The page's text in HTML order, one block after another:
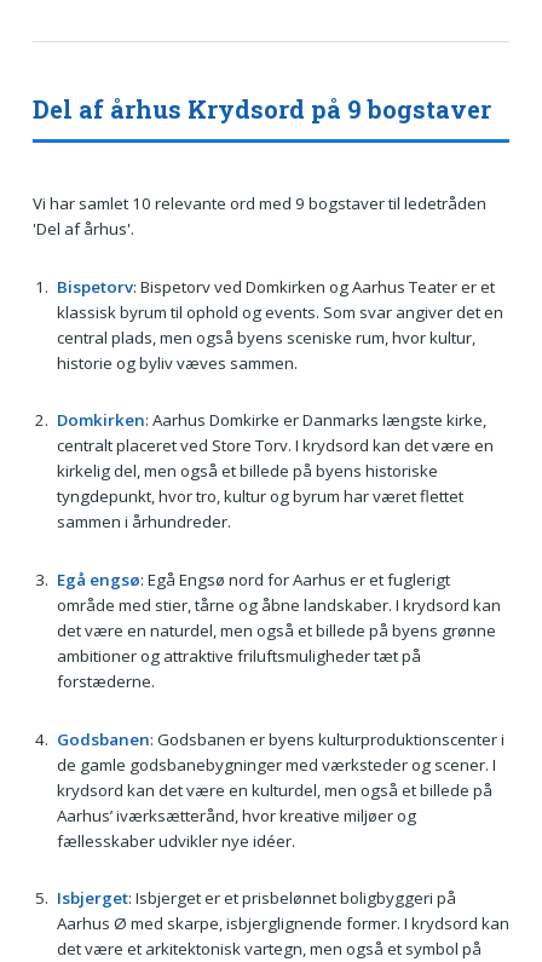
Del af århus Krydsord på 9 bogstaver
Vi har samlet 10 relevante ord med 9 bogstaver til ledetråden
'Del af århus'.
Bispetorv: Bispetorv ved Domkirken og Aarhus Teater er et
klassisk byrum til ophold og events. Som svar angiver det en
central plads, men også byens sceniske rum, hvor kultur,
historie og byliv væves sammen.
Domkirken: Aarhus Domkirke er Danmarks længste kirke,
centralt placeret ved Store Torv. I krydsord kan det være en
kirkelig del, men også et billede på byens historiske
tyngdepunkt, hvor tro, kultur og byrum har været flettet
sammen i århundreder.
Egå engsø: Egå Engsø nord for Aarhus er et fuglerigt
område med stier, tårne og åbne landskaber. I krydsord kan
det være en naturdel, men også et billede på byens grønne
ambitioner og attraktive friluftsmuligheder tæt på
forstæderne.
Godsbanen: Godsbanen er byens kulturproduktionscenter i
de gamle godsbanebygninger med værksteder og scener. I
krydsord kan det være en kulturdel, men også et billede på
Aarhus’ iværksætterånd, hvor kreative miljøer og
fællesskaber udvikler nye idéer.
Isbjerget: Isbjerget er et prisbelønnet boligbyggeri på
Aarhus Ø med skarpe, isbjerglignende former. I krydsord kan
det være et arkitektonisk vartegn, men også et symbol på